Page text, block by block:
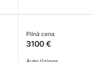
Pilnā cena
3100 €